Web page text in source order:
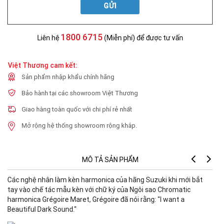
GỬI
Liên hệ 1800 6715 (Miễn phí) để được tư vấn
Việt Thương cam kết:
Sản phẩm nhập khẩu chính hãng
Bảo hành tại các showroom Việt Thương
Giao hàng toàn quốc với chi phí rẻ nhất
Mở rộng hệ thống showroom rộng khắp.
MÔ TẢ SẢN PHẨM
Các nghệ nhân làm kèn harmonica của hãng Suzuki khi mới bắt
tay vào chế tác mẫu kèn với chữ ký của Ngôi sao Chromatic
harmonica Grégoire Maret, Grégoire đã nói rằng: "I want a
Beautiful Dark Sound."